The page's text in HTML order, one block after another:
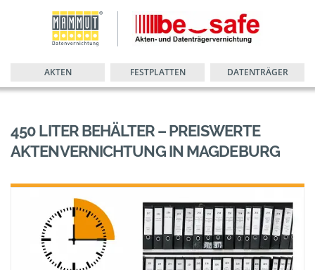
AKTEN FESTPLATTEN DATENTRÄGER
450 LITER BEHÄLTER – PREISWERTE
AKTENVERNICHTUNG IN MAGDEBURG